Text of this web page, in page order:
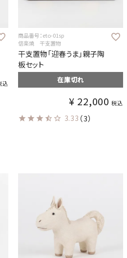
込
商品番号：eto-01sp
信楽焼 干支置物
干支置物「迎春うま」親子陶
板セット
在庫切れ
¥ 22,000 税込
3.33 （3）